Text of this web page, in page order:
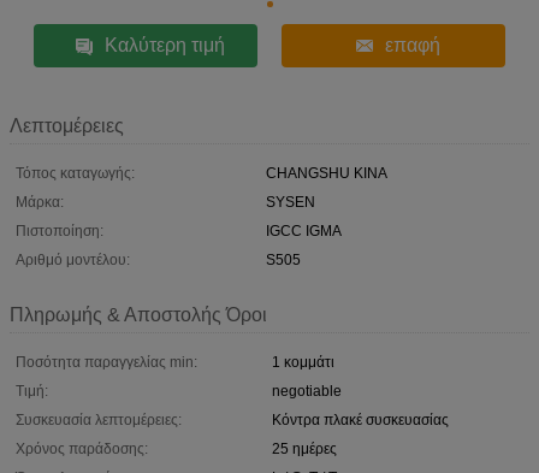
Καλύτερη τιμή επαφή
Λεπτομέρειες
Τόπος καταγωγής:
CHANGSHU ΚΙΝΑ
Μάρκα:
SYSEN
Πιστοποίηση:
IGCC IGMA
Αριθμό μοντέλου:
S505
Πληρωμής & Αποστολής Όροι
Ποσότητα παραγγελίας min:
1 κομμάτι
Τιμή:
negotiable
Συσκευασία λεπτομέρειες:
Κόντρα πλακέ συσκευασίας
Χρόνος παράδοσης:
25 ημέρες